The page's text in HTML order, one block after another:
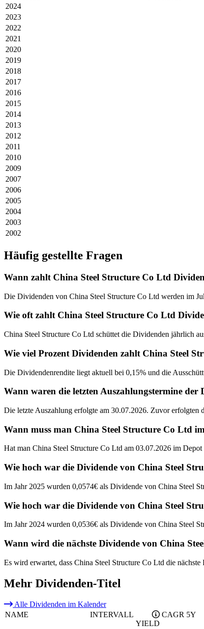
2024
2023
2022
2021
2020
2019
2018
2017
2016
2015
2014
2013
2012
2011
2010
2009
2007
2006
2005
2004
2003
2002
Häufig gestellte Fragen
Wann zahlt China Steel Structure Co Ltd
Die Dividenden von China Steel Structure Co Ltd werden im
Wie oft zahlt China Steel Structure Co Ltd
China Steel Structure Co Ltd schüttet die Dividenden jährlich
Wie viel Prozent Dividenden zahlt China Steel
Die Dividendenrendite liegt aktuell bei 0,15% und die
Wann waren die letzten Auszahlungstermine
Die letzte Auszahlung erfolgte am 30.07.2026. Zuvor erfolgten
Wann muss man China Steel Structure Co Ltd
Hat man China Steel Structure Co Ltd am 03.07.2026 im
Wie hoch war die Dividende von China Steel
Im Jahr 2025 wurden 0,0574€ als Dividende von China Steel
Wie hoch war die Dividende von China Steel
Im Jahr 2024 wurden 0,0536€ als Dividende von China Steel
Wann wird die nächste Dividende von China
Es wird erwartet, dass China Steel Structure Co Ltd die
Mehr Dividenden-Titel
Alle Dividenden im Kalender
NAME
INTERVALL
YIELD
CAGR 5Y